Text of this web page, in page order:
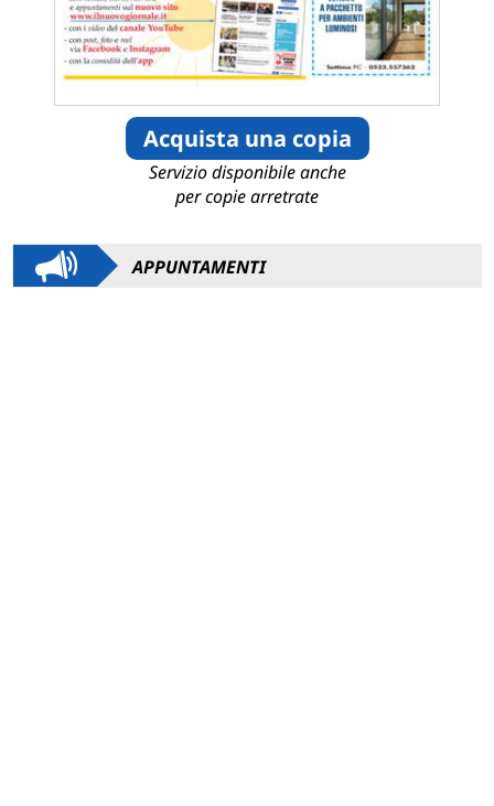
Acquista una copia
Servizio disponibile anche
per copie arretrate
APPUNTAMENTI